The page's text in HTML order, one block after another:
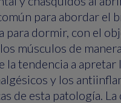
para abordar el
para dormir, con el
músculos de
la tendencia a apretar
y los
de esta patología.